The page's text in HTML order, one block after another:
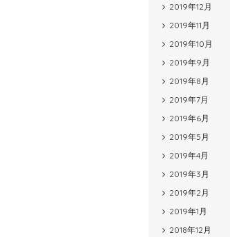
2019年12月
2019年11月
2019年10月
2019年9月
2019年8月
2019年7月
2019年6月
2019年5月
2019年4月
2019年3月
2019年2月
2019年1月
2018年12月